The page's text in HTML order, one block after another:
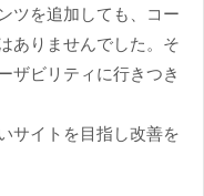
ツを追加しても、コー
ありませんでした。そ
ザビリティに行きつき
サイトを目指し改善を